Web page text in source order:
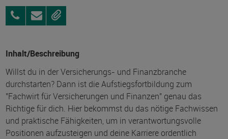
0381
24
AnfragenMerken
Inhalt/Beschreibung
Willst du in der Versicherungs- und Finanzbranche
durchstarten? Dann ist die Aufstiegsfortbildung zum
"Fachwirt für Versicherungen und Finanzen" genau das
Richtige für dich. Hier bekommst du das nötige Fachwissen
und praktische Fähigkeiten, um in verantwortungsvolle
Positionen aufzusteigen und deine Karriere ordentlich